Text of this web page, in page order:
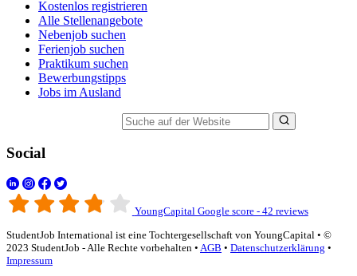
Kostenlos registrieren
Alle Stellenangebote
Nebenjob suchen
Ferienjob suchen
Praktikum suchen
Bewerbungstipps
Jobs im Ausland
Social
YoungCapital Google score - 42 reviews
StudentJob International ist eine Tochtergesellschaft von YoungCapital • ©
2023 StudentJob - Alle Rechte vorbehalten • AGB • Datenschutzerklärung •
Impressum